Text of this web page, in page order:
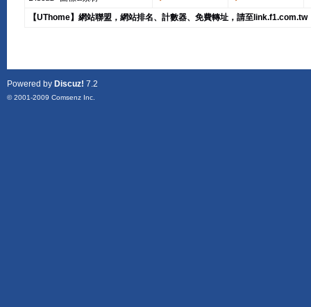
【UThome】網站聯盟，網站排名、計數器、免費轉址，請至link.f1.com.tw
Powered by Discuz! 7.2
© 2001-2009 Comsenz Inc.